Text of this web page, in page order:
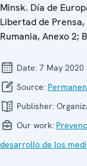
Minsk. Día de
Libertad de
Rumania, Anexo 2;
Date: 7 May 2020
Source:
Publisher:
Our work:
desarrollo de los